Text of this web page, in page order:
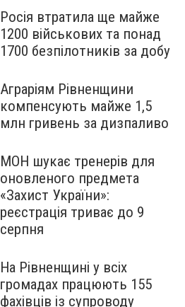
Росія втратила ще майже
1200 військових та понад
1700 безпілотників за добу
Аграріям Рівненщини
компенсують майже 1,5
млн гривень за дизпаливо
МОН шукає тренерів для
оновленого предмета
«Захист України»:
реєстрація триває до 9
серпня
На Рівненщині у всіх
громадах працюють 155
фахівців із супроводу